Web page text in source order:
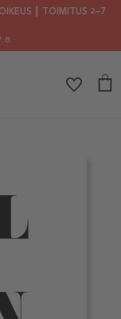
┃ TOIMITUS 2–7